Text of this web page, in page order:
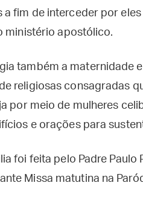
a fim de interceder por
ministério apostólico.
também a maternidade
religiosas consagradas
por meio de mulheres
e orações para
foi feita pelo Padre
Missa matutina na